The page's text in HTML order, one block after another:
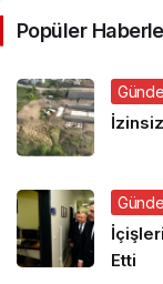
Popüler
Etti